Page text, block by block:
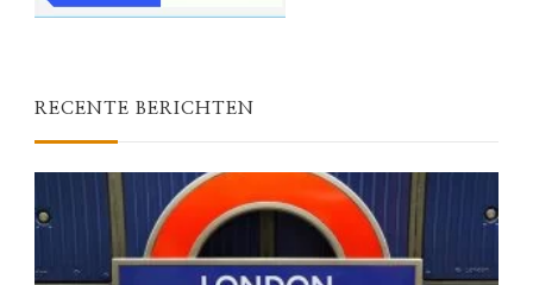
RECENTE BERICHTEN